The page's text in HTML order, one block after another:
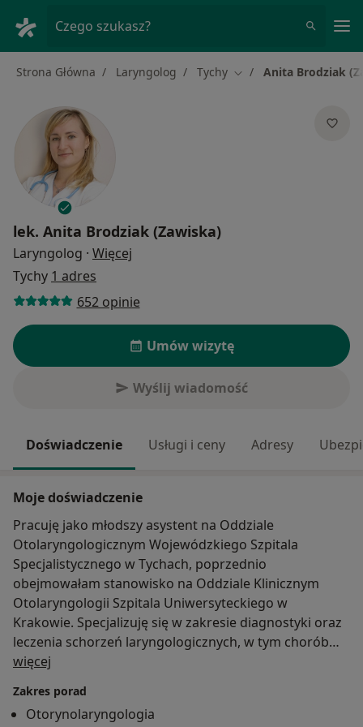
Czego szukasz?
Strona Główna Laryngolog Tychy Zmień miasto
Anita Brodziak
lek. Anita Brodziak (Zawiska)
Laryngolog · Więcej
Tychy 1 adres
652 opinie
Umów wizytę
Wyślij wiadomość
Doświadczenie Usługi i ceny Adresy
Moje doświadczenie
Pracuję jako młodszy asystent na Oddziale
Otolaryngologicznym Wojewódzkiego Szpitala
Specjalistycznego w Tychach, poprzednio
obejmowałam stanowisko na Oddziale Klinicznym
Otolaryngologii Szpitala Uniwersyteckiego w
Krakowie. Specjalizuję się w zakresie diagnostyki oraz
leczenia schorzeń laryngologicznych, w tym chorób
uszu, jamy ustnej, krtani, gardła, nosa oraz zatok.
Jestem członkiem Polskiego Towarzystwa
Otolaryngologów, Chirurgów Głowy i Szyi. Uczestniczę
więcej
Zakres porad
Otorynolaryngologia